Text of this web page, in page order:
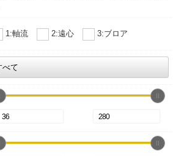
1:軸流 2:遠心 3:ブロア